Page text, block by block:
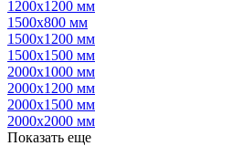
1200х1200 мм
1500х800 мм
1500х1200 мм
1500х1500 мм
2000х1000 мм
2000х1200 мм
2000х1500 мм
2000х2000 мм
Показать еще